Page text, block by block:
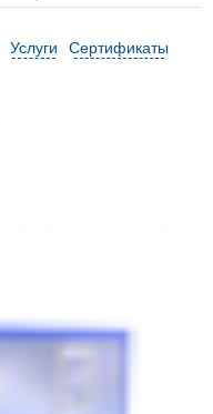
Услуги Сертификаты